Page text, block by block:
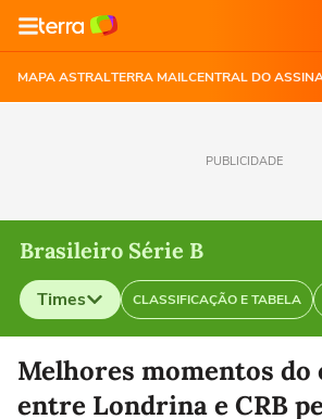
MAPA ASTRALTERRA MAILCENTRAL DO
PUBLICIDADE
Brasileiro Série B
Times CLASSIFICAÇÃO E TABELA
Selecione o time para ver as notícias
Melhores momentos do
entre Londrina e CRB